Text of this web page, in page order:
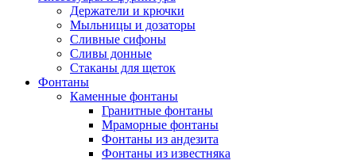
Держатели и крючки
Мыльницы и дозаторы
Сливные сифоны
Сливы донные
Стаканы для щеток
Фонтаны
Каменные фонтаны
Гранитные фонтаны
Мраморные фонтаны
Фонтаны из андезита
Фонтаны из известняка